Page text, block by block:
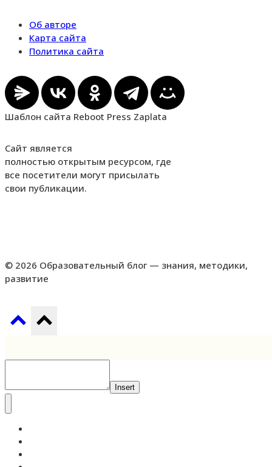
Об авторе
Карта сайта
Политика сайта
Шаблон сайта Reboot Press Zaplata
Сайт является
полностью открытым ресурсом, где
все посетители могут присылать
свои публикации.
© 2026 Образовательный блог — знания, методики,
развитие
Insert